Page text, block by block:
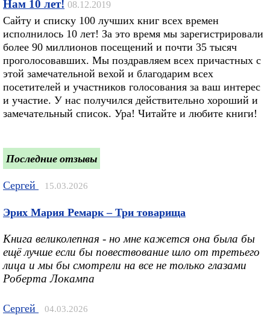
Нам 10 лет! 08.12.2019
Сайту и списку 100 лучших книг всех времен
исполнилось 10 лет! За это время мы зарегистрировали
более 90 миллионов посещений и почти 35 тысяч
проголосовавших. Мы поздравляем всех причастных с
этой замечательной вехой и благодарим всех
посетителей и участников голосования за ваш интерес
и участие. У нас получился действительно хороший и
замечательный список. Ура! Читайте и любите книги!
Последние отзывы
Сергей 15.03.2026
Эрих Мария Ремарк – Три товарища
Книга великолепная - но мне кажется она была бы
ещё лучше если бы повествование шло от третьего
лица и мы бы смотрели на все не только глазами
Роберта Локампа
Сергей 04.03.2026